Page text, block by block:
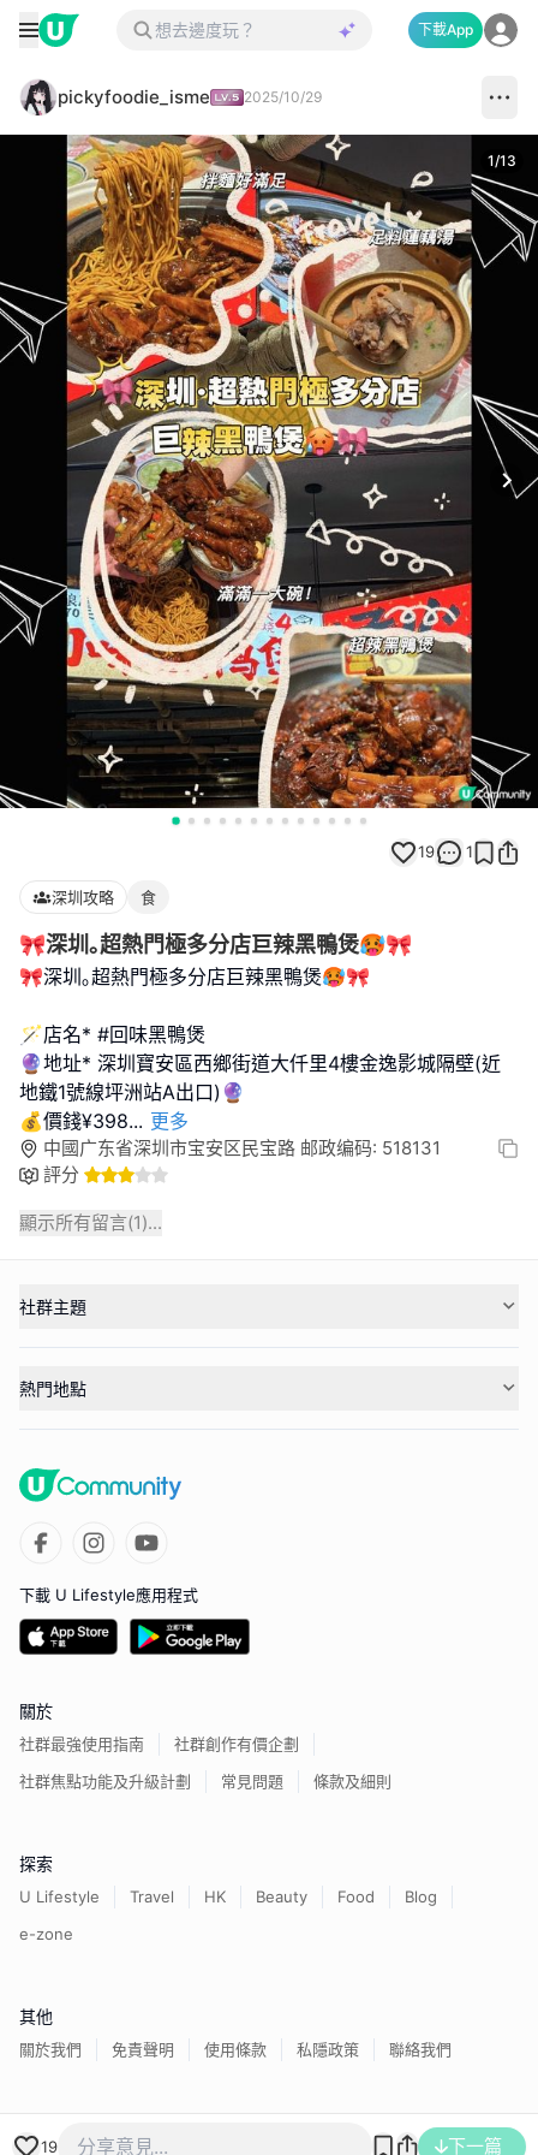
下載App
pickyfoodie_isme 2025/10/29
1/13
19 1
深圳攻略 食
🎀深圳｡超熱門極多分店巨辣黑鴨煲🥵🎀
🎀深圳｡超熱門極多分店巨辣黑鴨煲🥵🎀
🪄店名* #回味黑鴨煲
🔮地址* 深圳寶安區西鄉街道大仟里4樓金逸影城隔壁(近
地鐵1號線坪洲站A出口)🔮
💰價錢¥398... 更多
中國广东省深圳市宝安区民宝路 邮政编码: 518131
評分
顯示所有留言(1)...
19 下一篇
社群主題
熱門地點
下載 U Lifestyle應用程式
關於
社群最強使用指南
社群創作有價企劃
社群焦點功能及升級計劃
常見問題 條款及細則
探索
U Lifestyle Travel HK Beauty Food
Blog
e-zone
其他
關於我們 免責聲明 使用條款 私隱政策 聯絡我們
香港經濟日報版權所有©